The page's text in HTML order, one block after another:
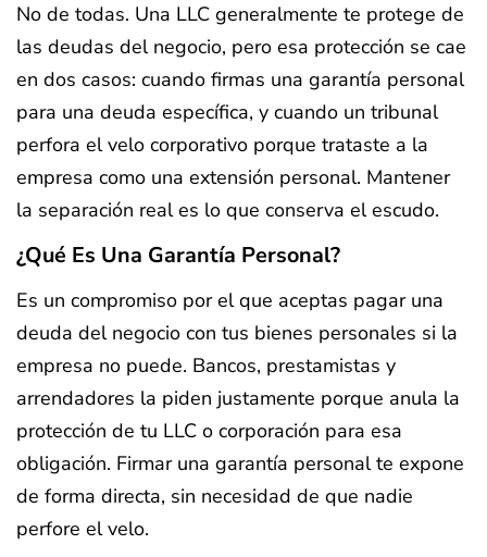
No de todas. Una LLC generalmente te protege de
las deudas del negocio, pero esa protección se cae
en dos casos: cuando firmas una garantía personal
para una deuda específica, y cuando un tribunal
perfora el velo corporativo porque trataste a la
empresa como una extensión personal. Mantener
la separación real es lo que conserva el escudo.
¿Qué Es Una Garantía Personal?
Es un compromiso por el que aceptas pagar una
deuda del negocio con tus bienes personales si la
empresa no puede. Bancos, prestamistas y
arrendadores la piden justamente porque anula la
protección de tu LLC o corporación para esa
obligación. Firmar una garantía personal te expone
de forma directa, sin necesidad de que nadie
perfore el velo.